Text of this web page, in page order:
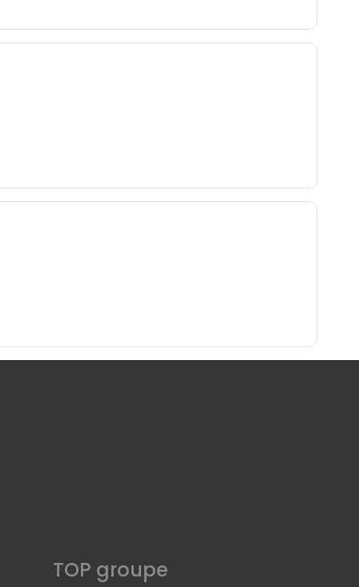
TOP groupe